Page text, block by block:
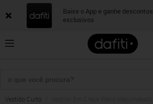
Baixe o App e ganhe descontos
exclusivos
Vestido Curto